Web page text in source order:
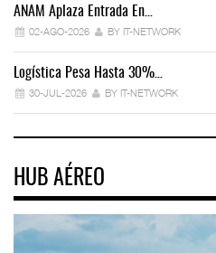
ANAM Aplaza Entrada En…
02-AGO-2026 BY IT-NETWORK
Logística Pesa Hasta 30%…
30-JUL-2026 BY IT-NETWORK
HUB AÉREO